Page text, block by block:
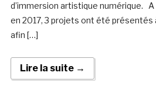
d’immersion artistique numérique. A
en 2017, 3 projets ont été présentés
afin […]
Lire la suite →